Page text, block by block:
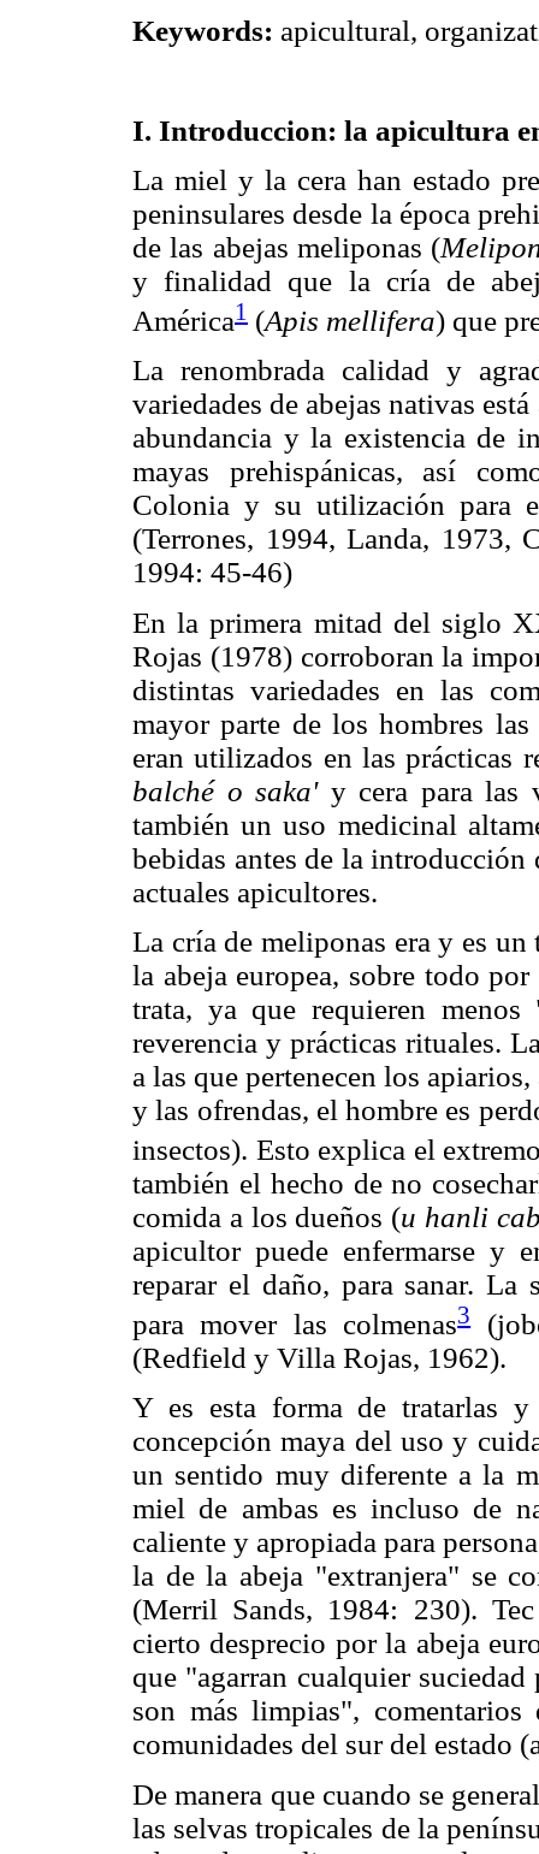
Keywords: apicultural,
I. Introduccion: la apicultura
La miel y la cera han estado
peninsulares desde la época
de las abejas meliponas (
y finalidad que la cría de
América1 (Apis mellifera) que
La renombrada calidad y
variedades de abejas nativas
abundancia y la existencia de
mayas prehispánicas, así
Colonia y su utilización para
(Terrones, 1994, Landa, 1973,
1994: 45-46)
En la primera mitad del siglo
Rojas (1978) corroboran la
distintas variedades en las
mayor parte de los hombres
eran utilizados en las prácticas
balché o saka'y cera para las
también un uso medicinal
bebidas antes de la
actuales apicultores.
La cría de meliponas era y es
la abeja europea, sobre todo
trata, ya que requieren
reverencia y prácticas rituales.
a las que pertenecen los
y las ofrendas, el hombre es
insectos). Esto explica el
también el hecho de no
comida a los dueños (u hanli
apicultor puede enfermarse y
reparar el daño, para sanar. La
para mover las colmenas3
(Redfield y Villa Rojas, 1962).
Y es esta forma de tratarlas
concepción maya del uso y
un sentido muy diferente a la
miel de ambas es incluso de
caliente y apropiada para
la de la abeja "extranjera" se
(Merril Sands, 1984: 230).
cierto desprecio por la abeja
que "agarran cualquier
son más limpias",
comunidades del sur del estado
De manera que cuando se
las selvas tropicales de la